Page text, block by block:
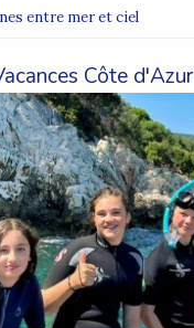
entre mer et ciel
Côte d'Azur